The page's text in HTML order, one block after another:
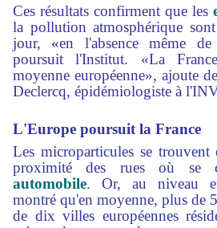
Ces résultats confirment que les
la pollution atmosphérique
jour, «en l'absence même
poursuit l'Institut. «La
moyenne européenne», ajoute
Declercq, épidémiologiste à
L'Europe poursuit la France
Les microparticules se trouvent
proximité des rues où se
automobile. Or, au niveau
montré qu'en moyenne, plus de
de dix villes européennes